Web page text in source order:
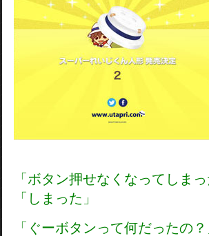
「ボタン押せなくなってしまっ
「しまった」
「ぐーボタンって何だったの？